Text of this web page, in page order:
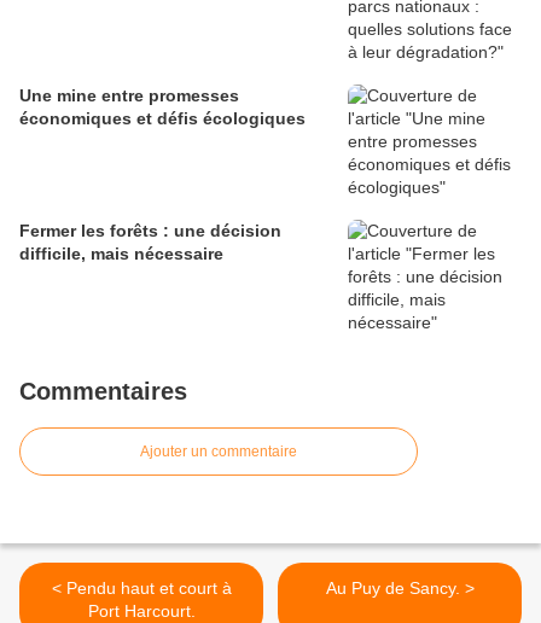
Une mine entre promesses
économiques et défis écologiques
Fermer les forêts : une décision
difficile, mais nécessaire
Commentaires
Ajouter un commentaire
< Pendu haut et court à
Port Harcourt.
Au Puy de Sancy. >